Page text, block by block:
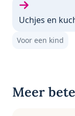
Volgende
Uchjes en
Voor een kind
Meer